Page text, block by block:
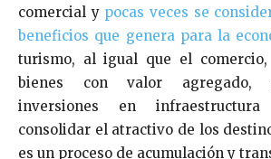
comercial y pocas veces se
beneficios que genera para la
turismo, al igual que el
bienes con valor agregado,
inversiones en
consolidar el atractivo de los
es un proceso de acumulación y